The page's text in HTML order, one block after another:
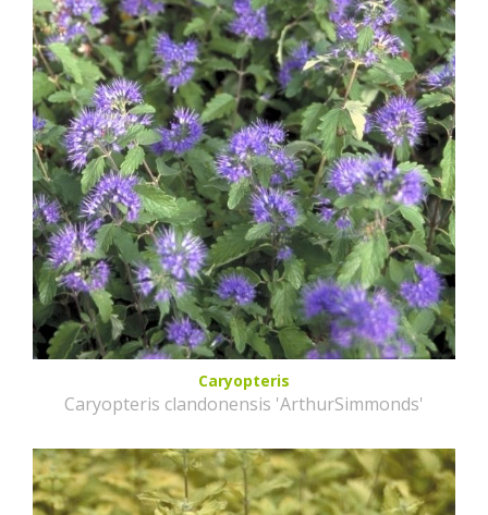
Caryopteris
Caryopteris clandonensis 'ArthurSimmonds'